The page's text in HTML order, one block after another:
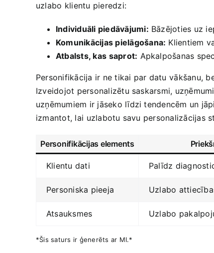
‌uzlabo ⁤klientu pieredzi:
Individuāli piedāvājumi: Bāzējoties uz‍
Komunikācijas pielāgošana: Klientiem
Atbalsts, kas ⁣saprot: Apkalpošanas
Personifikācija ir ne tikai par datu⁤ vākšanu,
Izveidojot ​personalizētu saskarsmi,
uzņēmumiem ir jāseko līdzi tendencēm un
izmantot, lai⁢ uzlabotu savu personalizācijas
Personifikācijas elements
Klientu dati Palīdz
Personiska pieeja Uzlabo
Atsauksmes Uzlabo⁤
*Šis saturs ir‍ ģenerēts⁣ ar MI.*